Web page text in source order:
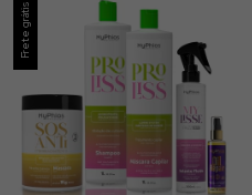
Frete grátis